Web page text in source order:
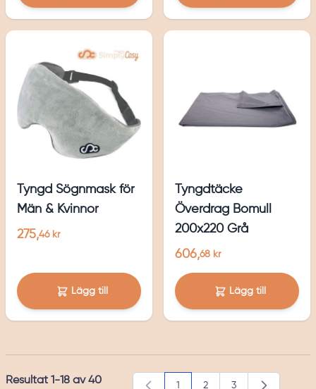
Tyngd Sögnmask för
Män & Kvinnor
275,46 kr
Lägg till
Tyngdtäcke
Överdrag Bomull
200x220 Grå
606,68 kr
Lägg till
Resultat 1-18 av40 1 2 3